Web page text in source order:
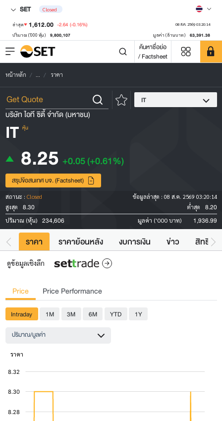
SET Closed
ล่าสุด 1,612.00 -2.64 (-0.16%) 08 ส.ค. 2569 03:20:14
ปริมาณ ('000 หุ้น) 9,800,107 มูลค่า (ล้านบาท) 63,391.38
ค้นหาชื่อย่อ
/ Factsheet
หน้าหลัก ... ราคา
IT
บริษัท ไอที ซิตี้ จำกัด (มหาชน)
IT หุ้น
8.25 +0.05(+0.61%)
สรุปข้อสนเทศ บจ. (Factsheet)
สถานะ : Closed ข้อมูลล่าสุด : 08 ส.ค. 2569 03:20:14
สูงสุด
8.30 ต่ำสุด 8.20
ปริมาณ (หุ้น) 234,606 มูลค่า ('000 บาท) 1,936.99
ราคา ราคาย้อนหลัง งบการเงิน ข่าว สิทธิปร
ดูข้อมูลเชิงลึก
Price Price Performance
Intraday 1M 3M 6M YTD
1Y
ปริมาณ/มูลค่า